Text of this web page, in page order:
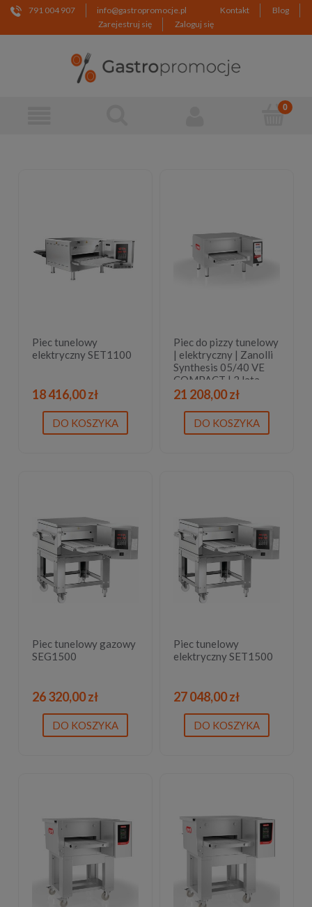
791 004 907 info@gastropromocje.pl Kontakt
Blog
Zarejestruj się
Zaloguj się
Piec tunelowy
elektryczny SET1100
18 416,00 zł
DO KOSZYKA
Piec do pizzy tunelowy
| elektryczny | Zanolli
Synthesis 05/40 VE
COMPACT | 2 lata
gwarancji
21 208,00 zł
DO KOSZYKA
Piec tunelowy gazowy
SEG1500
26 320,00 zł
DO KOSZYKA
Piec tunelowy
elektryczny SET1500
27 048,00 zł
DO KOSZYKA